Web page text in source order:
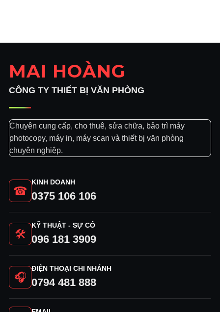
MAI HOÀNG
CÔNG TY THIẾT BỊ VĂN PHÒNG
Chuyên cung cấp, cho thuê, sửa chữa, bảo trì máy
photocopy, máy in, máy scan và thiết bị văn phòng
chuyên nghiệp.
☎
KINH DOANH
0375 106 106
🛠
KỸ THUẬT - SỰ CỐ
096 181 3909
🎧
ĐIỆN THOẠI CHI NHÁNH
0794 481 888